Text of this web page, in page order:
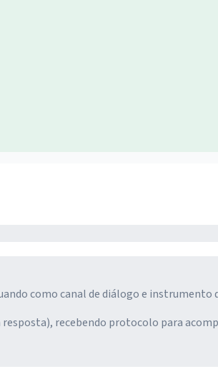
como canal de diálogo e instrumento
recebendo protocolo para